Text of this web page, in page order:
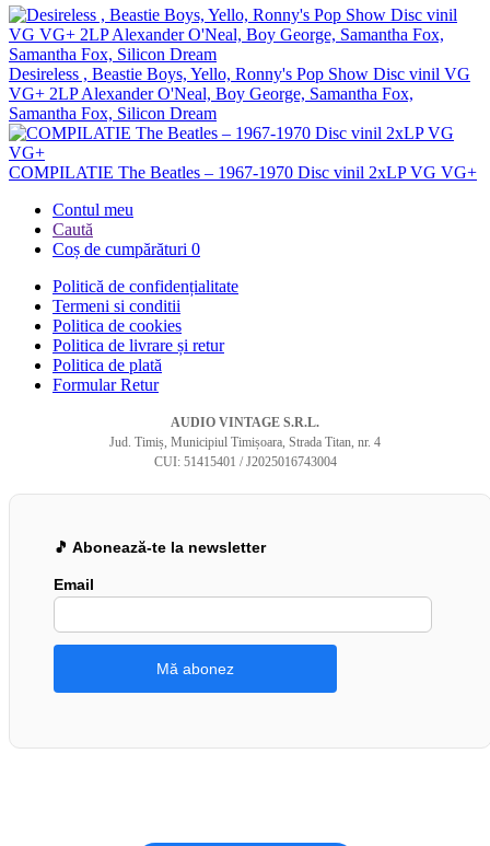
Desireless , Beastie Boys, Yello, Ronny's Pop Show Disc vinil VG
VG+ 2LP Alexander O'Neal, Boy George, Samantha Fox,
Samantha Fox, Silicon Dream
COMPILATIE The Beatles – 1967-1970 Disc vinil 2xLP VG VG+
Contul meu
Caută
Coș de cumpărături 0
Politică de confidențialitate
Termeni si conditii
Politica de cookies
Politica de livrare și retur
Politica de plată
Formular Retur
AUDIO VINTAGE S.R.L.
Jud. Timiș, Municipiul Timișoara, Strada Titan, nr. 4
CUI: 51415401 / J2025016743004
🎵 Abonează-te la newsletter
Email